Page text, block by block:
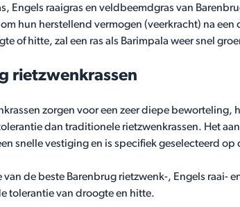
Engels raaigras en veldbeemdgras van
hun herstellend vermogen (veerkracht) na een
of hitte, zal een ras als Barimpala weer snel
rietzwenkrassen
zorgen voor een zeer diepe
dan traditionele rietzwenkrassen. Het
snelle vestiging en is specifiek geselecteerd
de beste Barenbrug rietzwenk-, Engels raai-
tolerantie van droogte en hitte.